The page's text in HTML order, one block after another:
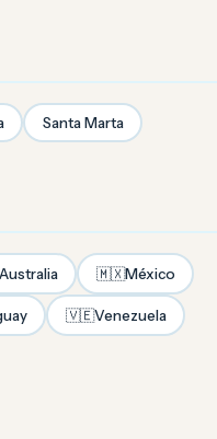
Santa Marta
🇲🇽México
🇻🇪Venezuela